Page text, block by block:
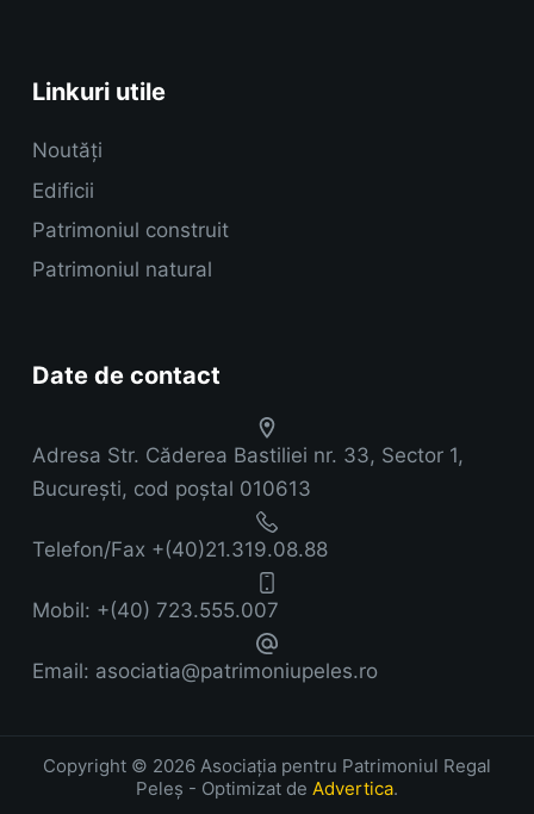
Linkuri utile
Noutăți
Edificii
Patrimoniul construit
Patrimoniul natural
Date de contact
Adresa Str. Căderea Bastiliei nr. 33, Sector 1,
București, cod poștal 010613
Telefon/Fax +(40)21.319.08.88
Mobil: +(40) 723.555.007
Email: asociatia@patrimoniupeles.ro
Copyright © 2026 Asociația pentru Patrimoniul Regal
Peleș - Optimizat de Advertica.